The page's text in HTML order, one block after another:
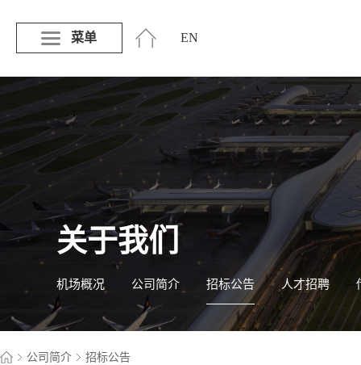
菜单 EN
关于我们
机场概况 公司简介 招标公告 人才招聘
公司简介 招标公告